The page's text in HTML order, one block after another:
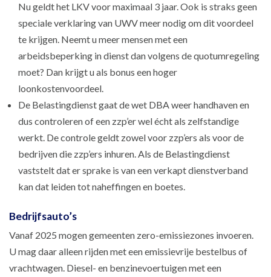
Nu geldt het LKV voor maximaal 3 jaar. Ook is straks geen
speciale verklaring van UWV meer nodig om dit voordeel
te krijgen. Neemt u meer mensen met een
arbeidsbeperking in dienst dan volgens de quotumregeling
moet? Dan krijgt u als bonus een hoger
loonkostenvoordeel.
De Belastingdienst gaat de wet DBA weer handhaven en
dus controleren of een zzp’er wel écht als zelfstandige
werkt. De controle geldt zowel voor zzp’ers als voor de
bedrijven die zzp’ers inhuren. Als de Belastingdienst
vaststelt dat er sprake is van een verkapt dienstverband
kan dat leiden tot naheffingen en boetes.
Bedrijfsauto’s
Vanaf 2025 mogen gemeenten zero-emissiezones invoeren.
U mag daar alleen rijden met een emissievrije bestelbus of
vrachtwagen. Diesel- en benzinevoertuigen met een